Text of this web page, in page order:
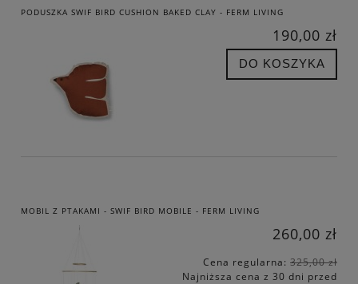
PODUSZKA SWIF BIRD CUSHION BAKED CLAY - FERM LIVING
190,00 zł
DO KOSZYKA
MOBIL Z PTAKAMI - SWIF BIRD MOBILE - FERM LIVING
260,00 zł
Cena regularna: 325,00 zł
Najniższa cena z 30 dni przed